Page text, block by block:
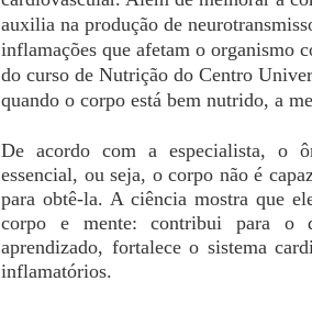
auxilia na produção de
inflamações que afetam o organismo
do curso de Nutrição do Centro
quando o corpo está bem nutrido, a
De acordo com a especialista, o
essencial, ou seja, o corpo não é
para obtê-la. A ciência mostra que
corpo e mente: contribui para o
aprendizado, fortalece o sistema
inflamatórios.